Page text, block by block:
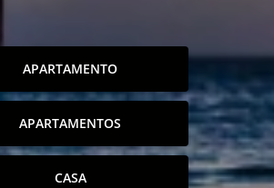
APARTAMENTO
APARTAMENTOS
CASA